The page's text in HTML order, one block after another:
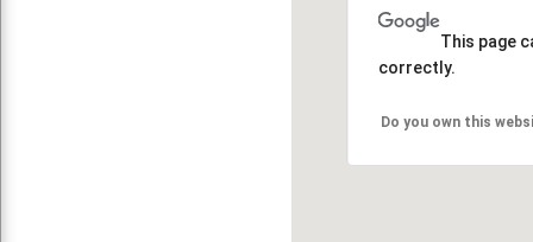
This page
correctly.
Do you own this